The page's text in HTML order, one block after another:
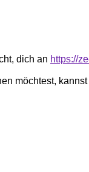
dich an https://
möchtest, kannst